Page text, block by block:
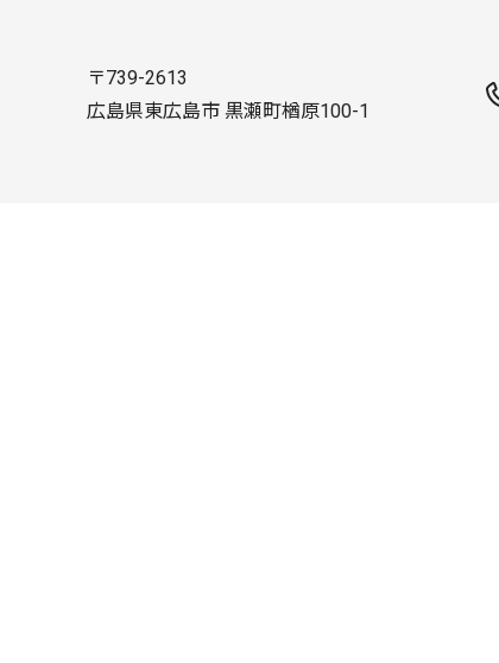
〒739-2613
広島県東広島市 黒瀬町楢原100-1